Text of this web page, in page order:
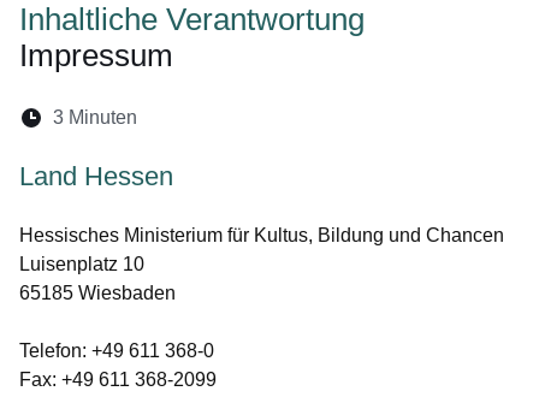
Inhaltliche Verantwortung
Impressum
Lesedauer:
3 Minuten
Land Hessen
Hessisches Ministerium für Kultus, Bildung und Chancen
Luisenplatz 10
65185 Wiesbaden
Telefon: +49 611 368-0
Fax: +49 611 368-2099